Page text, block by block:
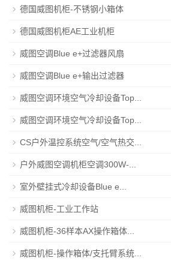
德国威图机柜-不锈钢小箱体
德国威图机柜AE工业机柜
威图空调Blue e+过滤器风扇
威图空调Blue e+输出过滤器
威图空调环境空气冷却设备Top...
威图空调环境空气冷却设备Top...
CS户外温控系统空气/空气热交...
户外威图空调机柜空调300W-...
室外壁挂式冷却设备Blue e...
威图机柜-工业工作站
威图机柜-36样本AX操作箱体...
威图机柜-操作箱体/支托臂系统...